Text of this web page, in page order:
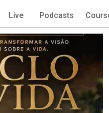
Live Podcasts